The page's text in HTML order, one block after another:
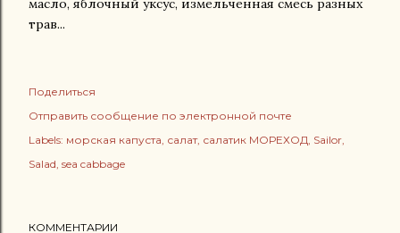
масло, яблочный уксус, измельченная смесь разных
трав...
Поделиться
Отправить сообщение по электронной почте
Labels: морская капуста салат салатик МОРЕХОД Sailor
Salad sea cabbage
КОММЕНТАРИИ